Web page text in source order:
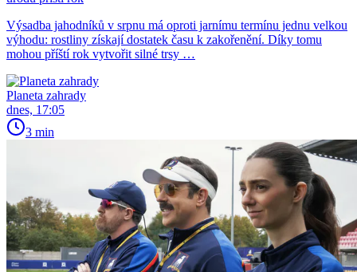
Výsadba jahodníků v srpnu má oproti jarnímu termínu jednu velkou
výhodu: rostliny získají dostatek času k zakořenění. Díky tomu
mohou příští rok vytvořit silné trsy …
Planeta zahrady
dnes, 17:05
3 min